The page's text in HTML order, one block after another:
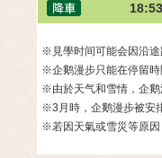
18:53
※見學时间可能会因沿途
※企鹅漫步只能在停留時
※由於天气和雪情，企鹅
※3月時，企鹅漫步被安
※若因天氣或雪災等原因